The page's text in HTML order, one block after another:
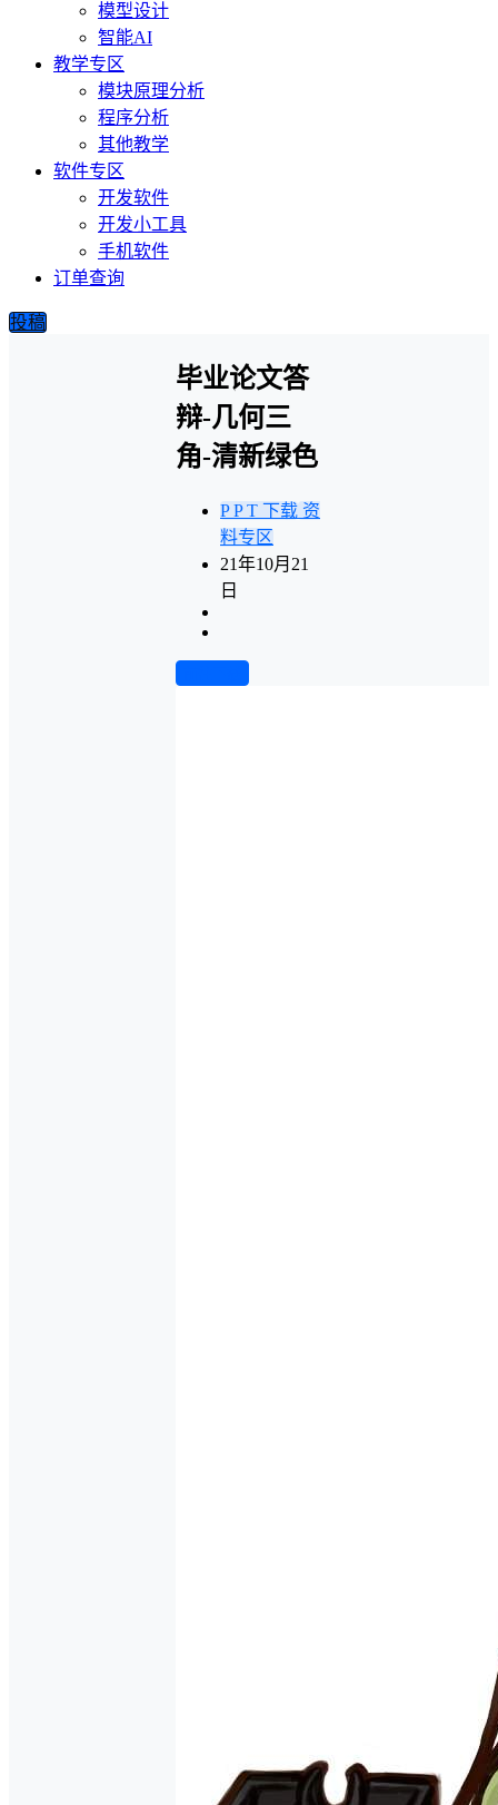
模型设计
智能AI
教学专区
模块原理分析
程序分析
其他教学
软件专区
开发软件
开发小工具
手机软件
订单查询
投稿
毕业论文答
辩-几何三
角-清新绿色
P P T 下载 资
料专区
21年10月21
日